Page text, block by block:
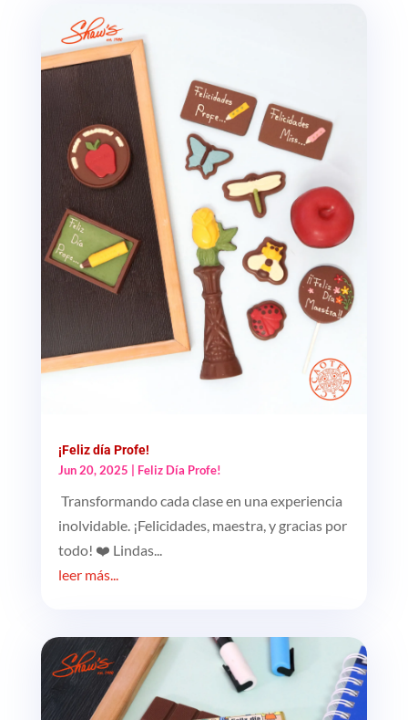
¡Feliz día Profe!
Jun 20, 2025 | Feliz Día Profe!
‍ Transformando cada clase en una experiencia
inolvidable. ¡Felicidades, maestra, y gracias por
todo! ❤️ Lindas...
leer más...